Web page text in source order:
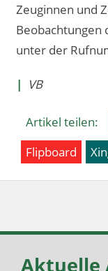
Zeuginnen und
Beobachtungen
unter der
| VB
Artikel teilen:
Flipboard
Aktuelle